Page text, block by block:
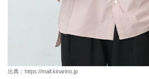
出典： https://mall.kinarino.jp